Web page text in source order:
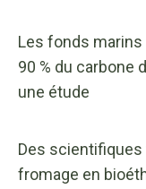
Les fonds marins
90 % du carbone
une étude
Des
fromage en